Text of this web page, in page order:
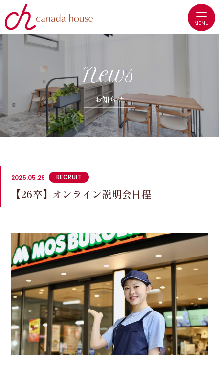
News
お知らせ
2025.05.29 RECRUIT
【26卒】オンライン説明会日程